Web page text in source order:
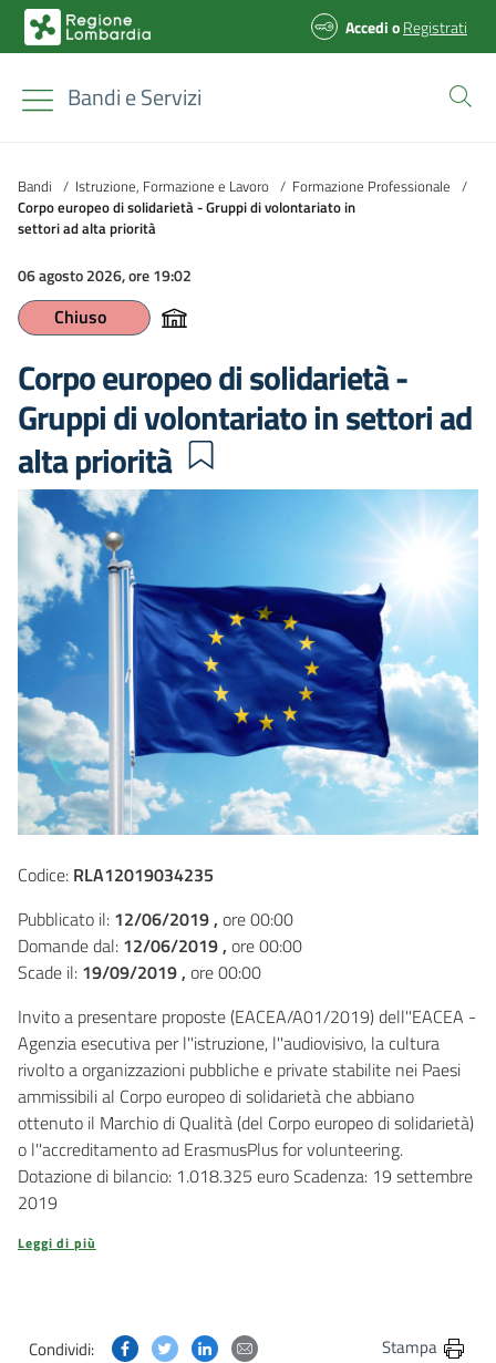
AccedioRegistrati
Bandi e Servizi
Bandi / Istruzione, Formazione e Lavoro / Formazione Professionale /
Corpo europeo di solidarietà - Gruppi di volontariato in
settori ad alta priorità
06 agosto 2026, ore 19:02
Chiuso
Corpo europeo di solidarietà -
Gruppi di volontariato in settori ad
alta priorità
Codice: RLA12019034235
Pubblicato il: 12/06/2019 , ore 00:00
Domande dal: 12/06/2019 , ore 00:00
Scade il: 19/09/2019 , ore 00:00
Invito a presentare proposte (EACEA/A01/2019) dell''EACEA -
Agenzia esecutiva per l''istruzione, l''audiovisivo, la cultura
rivolto a organizzazioni pubbliche e private stabilite nei Paesi
ammissibili al Corpo europeo di solidarietà che abbiano
ottenuto il Marchio di Qualità (del Corpo europeo di solidarietà)
o l''accreditamento ad ErasmusPlus for volunteering.
Dotazione di bilancio: 1.018.325 euro Scadenza: 19 settembre
2019
Leggi di più
Condividi: Condividi questa pagina su Facebook
Condividi questa pagina su Twitter
Condividi questa pagina su Linkedin
Condividi questa pagina via
Stampa